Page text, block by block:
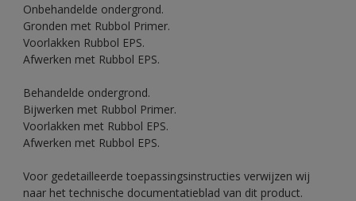
Onbehandelde ondergrond.
Gronden met Rubbol Primer.
Voorlakken Rubbol EPS.
Afwerken met Rubbol EPS.
Behandelde ondergrond.
Bijwerken met Rubbol Primer.
Voorlakken met Rubbol EPS.
Afwerken met Rubbol EPS.
Voor gedetailleerde toepassingsinstructies verwijzen wij
naar het technische documentatieblad van dit product.